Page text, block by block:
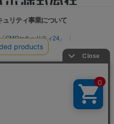
リティ事業について
GMOセキュリティ24」
診断